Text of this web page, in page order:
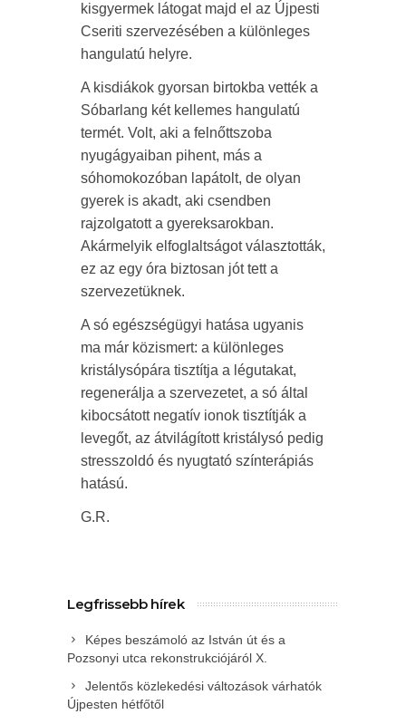
kisgyermek látogat majd el az Újpesti
Cseriti szervezésében a különleges
hangulatú helyre.
A kisdiákok gyorsan birtokba vették a
Sóbarlang két kellemes hangulatú
termét. Volt, aki a felnőttszoba
nyugágyaiban pihent, más a
sóhomokozóban lapátolt, de olyan
gyerek is akadt, aki csendben
rajzolgatott a gyereksarokban.
Akármelyik elfoglaltságot választották,
ez az egy óra biztosan jót tett a
szervezetüknek.
A só egészségügyi hatása ugyanis
ma már közismert: a különleges
kristálysópára tisztítja a légutakat,
regenerálja a szervezetet, a só által
kibocsátott negatív ionok tisztítják a
levegőt, az átvilágított kristálysó pedig
stresszoldó és nyugtató színterápiás
hatású.
G.R.
Legfrissebb hírek
Képes beszámoló az István út és a
Pozsonyi utca rekonstrukciójáról X.
Jelentős közlekedési változások várhatók
Újpesten hétfőtől